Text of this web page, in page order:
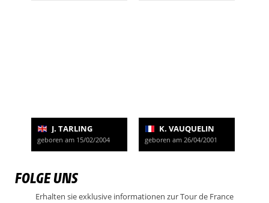
J. TARLING
geboren am 15/02/2004
K. VAUQUELIN
geboren am 26/04/2001
FOLGE UNS
Erhalten sie exklusive informationen zur Tour de France